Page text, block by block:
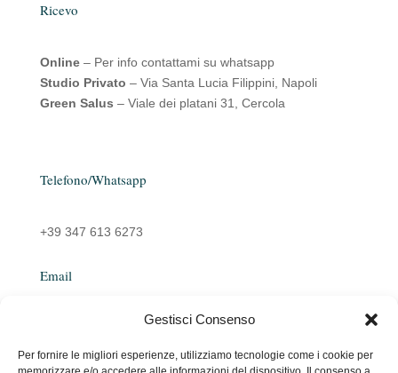
Gestisci Consenso
Per fornire le migliori esperienze, utilizziamo tecnologie come i cookie per
Ricevo
Online– Per info contattami su whatsapp
Studio Privato – Via Santa Lucia Filippini, Napoli
Green Salus – Viale dei platani 31, Cercola
Telefono/Whatsapp
+39 347 613 6273
Email
emanuelarocco@yahoo.it